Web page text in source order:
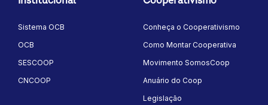
Sistema OCB
OCB
SESCOOP
CNCOOP
Conheça o Cooperativismo
Como Montar Cooperativa
Movimento SomosCoop
Anuário do Coop
Legislação